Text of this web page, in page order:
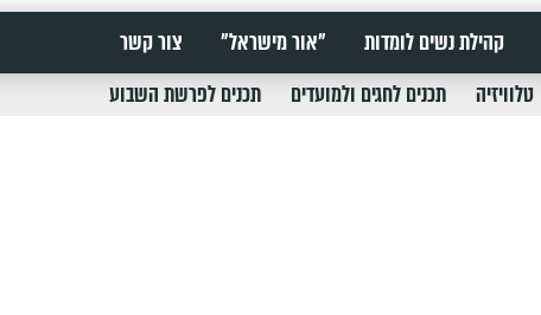
קהילת נשים לומדות "אור מישראל" צור קשר
טלוויזיה תכנים לחגים ולמועדים תכנים לפרשת השבוע